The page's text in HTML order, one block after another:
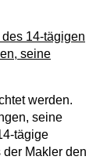
14-tägigen
seine
werden.
seine
tägige
Makler den